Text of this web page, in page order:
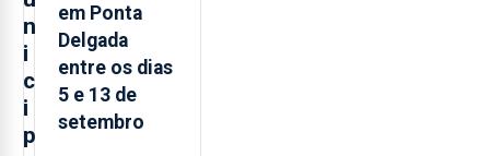
n
i
c
i
p
em Ponta
Delgada
entre os dias
5 e 13 de
setembro